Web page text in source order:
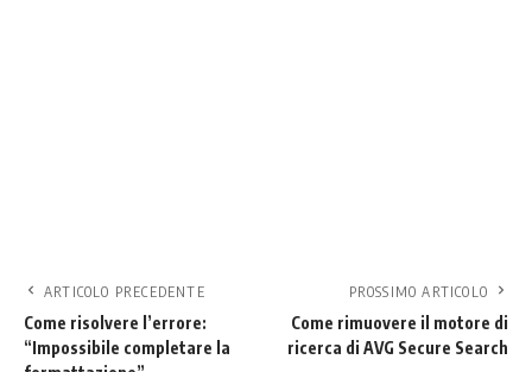
ARTICOLO PRECEDENTE
Come risolvere l’errore:
“Impossibile completare la
PROSSIMO ARTICOLO
Come rimuovere il motore di
ricerca di AVG Secure Search